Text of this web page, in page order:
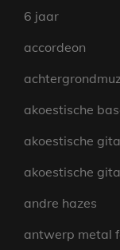
6 jaar
accordeon
akoestische
akoestische
akoestische
andre hazes
antwerp metal